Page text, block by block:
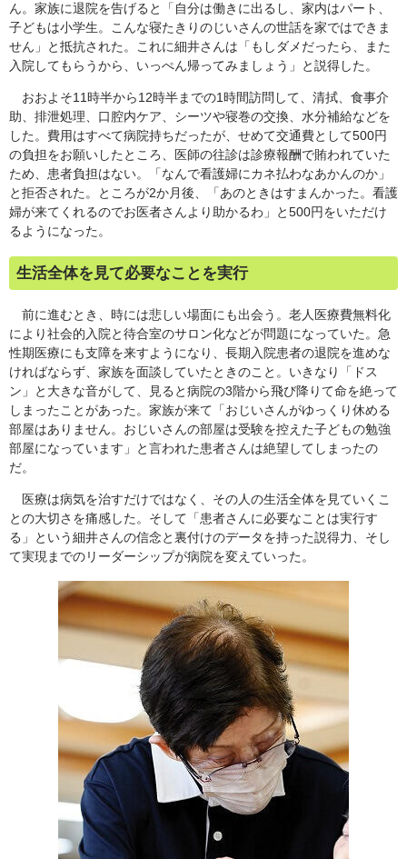
ん。家族に退院を告げると「自分は働きに出るし、家内はパート、
子どもは小学生。こんな寝たきりのじいさんの世話を家ではできま
せん」と抵抗された。これに細井さんは「もしダメだったら、また
入院してもらうから、いっぺん帰ってみましょう」と説得した。
おおよそ11時半から12時半までの1時間訪問して、清拭、食事介
助、排泄処理、口腔内ケア、シーツや寝巻の交換、水分補給などを
した。費用はすべて病院持ちだったが、せめて交通費として500円
の負担をお願いしたところ、医師の往診は診療報酬で賄われていた
ため、患者負担はない。「なんで看護婦にカネ払わなあかんのか」
と拒否された。ところが2か月後、「あのときはすまんかった。看護
婦が来てくれるのでお医者さんより助かるわ」と500円をいただけ
るようになった。
生活全体を見て必要なことを実行
前に進むとき、時には悲しい場面にも出会う。老人医療費無料化
により社会的入院と待合室のサロン化などが問題になっていた。急
性期医療にも支障を来すようになり、長期入院患者の退院を進めな
ければならず、家族を面談していたときのこと。いきなり「ドス
ン」と大きな音がして、見ると病院の3階から飛び降りて命を絶って
しまったことがあった。家族が来て「おじいさんがゆっくり休める
部屋はありません。おじいさんの部屋は受験を控えた子どもの勉強
部屋になっています」と言われた患者さんは絶望してしまったの
だ。
医療は病気を治すだけではなく、その人の生活全体を見ていくこ
との大切さを痛感した。そして「患者さんに必要なことは実行す
る」という細井さんの信念と裏付けのデータを持った説得力、そし
て実現までのリーダーシップが病院を変えていった。